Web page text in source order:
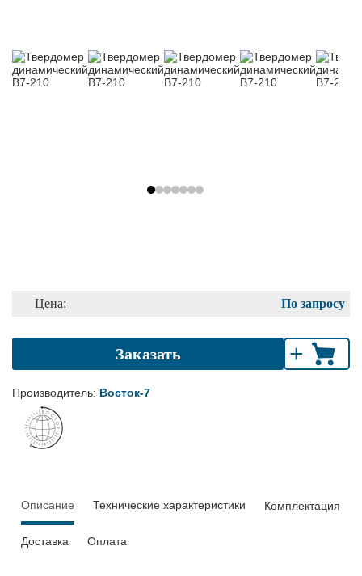
По запросу
Цена:
Заказать +
Производитель: Восток-7
Описание Технические характеристики Комплектация
Доставка Оплата